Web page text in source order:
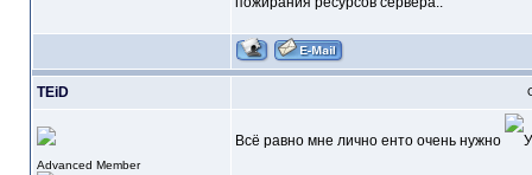
TEiD
Advanced Member
Всё равно мне лично енто очень нужно